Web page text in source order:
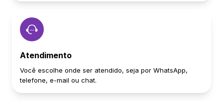
Atendimento
Você escolhe onde ser atendido, seja por WhatsApp,
telefone, e-mail ou chat.